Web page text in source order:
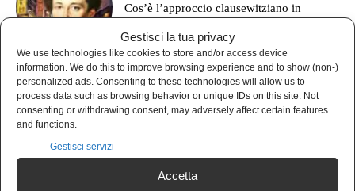
Gestisci la tua privacy
We use technologies like cookies to store and/or access device
information. We do this to improve browsing experience and to show (non-)
personalized ads. Consenting to these technologies will allow us to
process data such as browsing behavior or unique IDs on this site. Not
consenting or withdrawing consent, may adversely affect certain features
and functions.
Gestisci servizi
Accetta
Cos’è l’approccio clausewitziano in
geopolitica?